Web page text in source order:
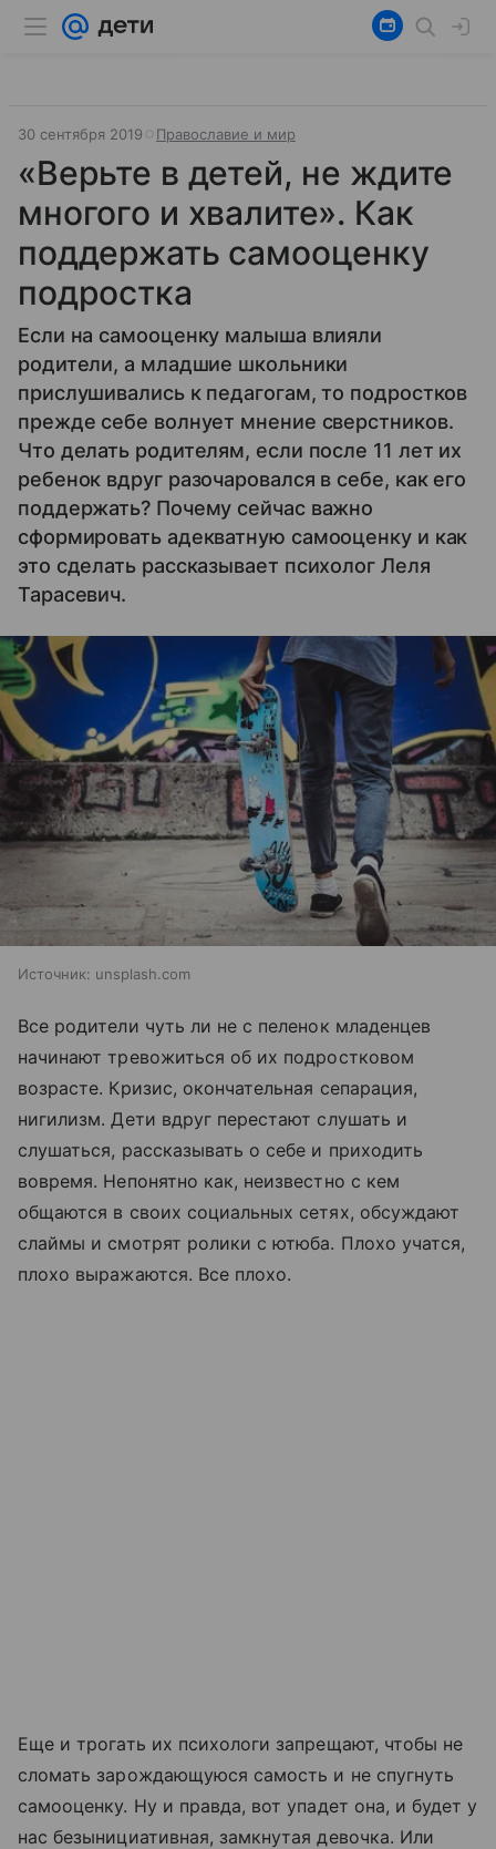
30 сентября 2019 Православие и мир
«Верьте в детей, не ждите
многого и хвалите». Как
поддержать самооценку
подростка
Если на самооценку малыша влияли
родители, а младшие школьники
прислушивались к педагогам, то подростков
прежде себе волнует мнение сверстников.
Что делать родителям, если после 11 лет их
ребенок вдруг разочаровался в себе, как его
поддержать? Почему сейчас важно
сформировать адекватную самооценку и как
это сделать рассказывает психолог Леля
Тарасевич.
Источник: unsplash.com
Все родители чуть ли не с пеленок младенцев
начинают тревожиться об их подростковом
возрасте. Кризис, окончательная сепарация,
нигилизм. Дети вдруг перестают слушать и
слушаться, рассказывать о себе и приходить
вовремя. Непонятно как, неизвестно с кем
общаются в своих социальных сетях, обсуждают
слаймы и смотрят ролики с ютюба. Плохо учатся,
плохо выражаются. Все плохо.
Еще и трогать их психологи запрещают, чтобы не
сломать зарождающуюся самость и не спугнуть
самооценку. Ну и правда, вот упадет она, и будет у
нас безынициативная, замкнутая девочка. Или